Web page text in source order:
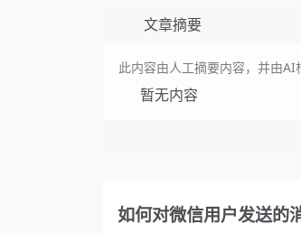
文章摘要
此内容由人工摘要内容，并由
暂无内容
如何对微信用户发送的